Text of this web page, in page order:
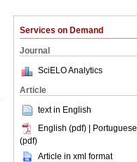
Services on Demand
Journal
SciELO Analytics
Article
text in English
English (pdf) | Portuguese
(pdf)
Article in xml format